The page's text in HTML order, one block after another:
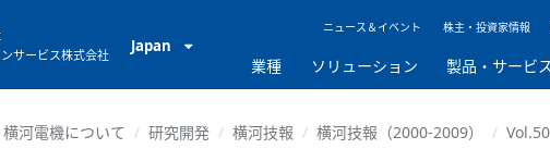
サービス株式会社
Japan
ニュース＆イベント 株主・投資家情報
業種 ソリューション 製品・サービ
横河電機について 研究開発 横河技報 横河技報（2000-2009）